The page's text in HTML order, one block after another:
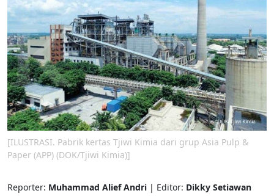
[ILUSTRASI. Pabrik kertas Tjiwi Kimia dari grup Asia Pulp &
Paper (APP) (DOK/Tjiwi Kimia)]
Reporter: Muhammad Alief Andri | Editor: Dikky Setiawan